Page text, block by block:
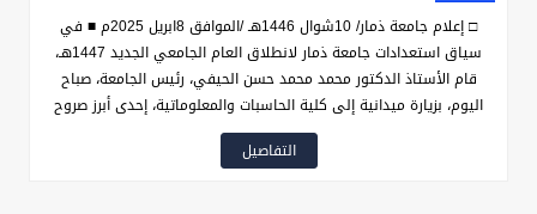
□ إعلام جامعة ذمار/ 10شوال 1446هـ /الموافق 8ابريل 2025م ■ في
سياق استعدادات جامعة ذمار لانطلاق العام الجامعي الجديد 1447هـ،
قام الأستاذ الدكتور محمد محمد حسن الحيفي، رئيس الجامعة، صباح
اليوم، بزيارة ميدانية إلى كلية الحاسبات والمعلوماتية، إحدى أبرز صروح
الجامعة الأكاديمية، للاطلاع على مدى جاهزية الكلية واستعداداتها للعام
الدراسي القادم.
التفاصيل